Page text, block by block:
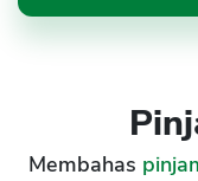
Membahas